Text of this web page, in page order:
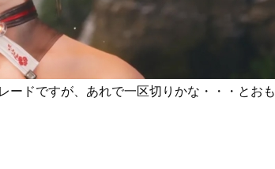
ードですが、あれで一区切りかな・・・とおも